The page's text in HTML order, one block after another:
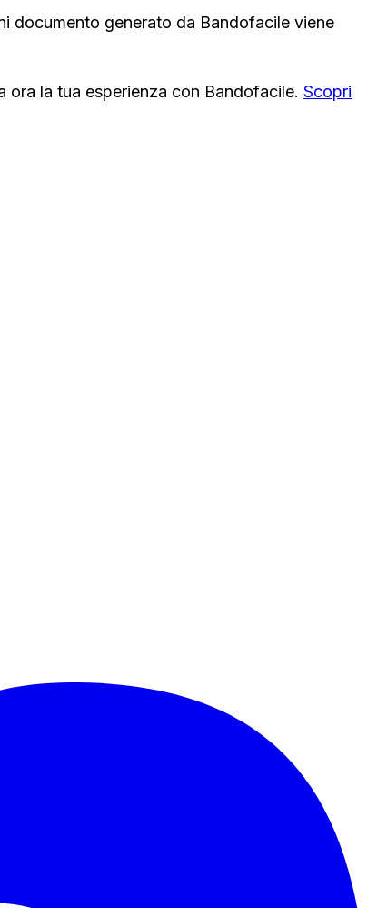
documento generato da Bandofacile viene
la tua esperienza con Bandofacile. Scopri